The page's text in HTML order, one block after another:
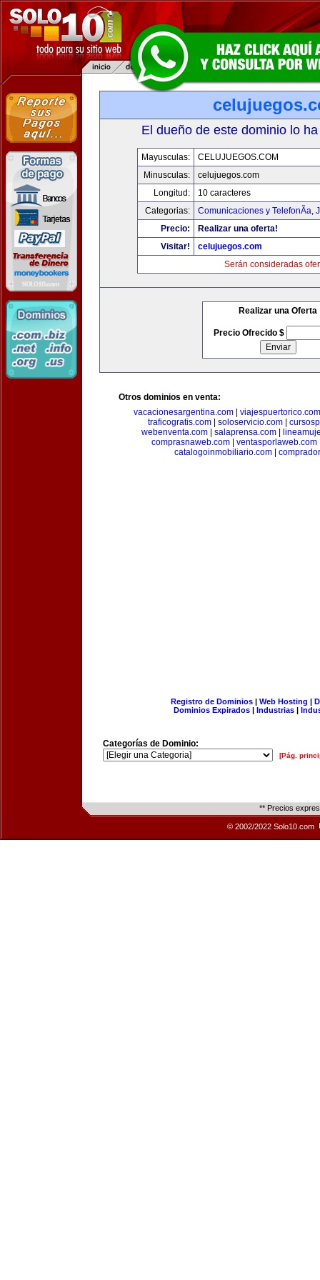
El dueño de este dominio lo
Mayusculas:
CELUJUEGOS.COM
Minusculas:
celujuegos.com
Longitud:
10 caracteres
Categorias:
Comunicaciones y TelefonÃ­a,
Precio:
Realizar una oferta!
Visitar!
celujuegos.com
Serán consideradas
Realizar una Oferta
Precio Ofrecido $
Otros dominios en venta:
vacacionesargentina.com
viajespuertorico.com
traficogratis.com| soloservicio.com|
webenventa.com
salaprensa.com
comprasnaweb.com
ventasporlaweb.com
catalogoinmobiliario.com|
Registro de Dominios| Web Hosting |
Dominios Expirados | Industrias |
Categorías de Dominio:
[Pág.
** Precios
© 2002/2022 Solo10.com